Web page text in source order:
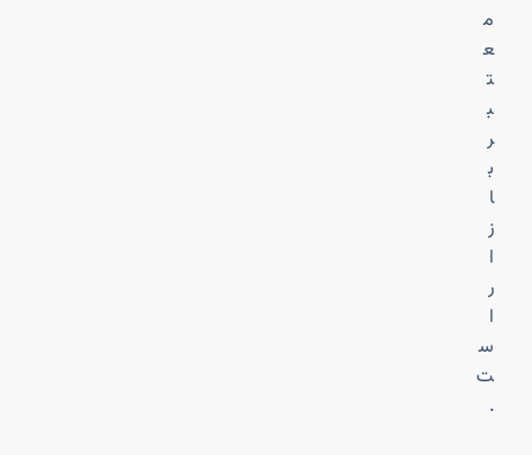
م
ع
ت
ب
ر
ب
ا
ز
ا
ر
ا
س
ت
.